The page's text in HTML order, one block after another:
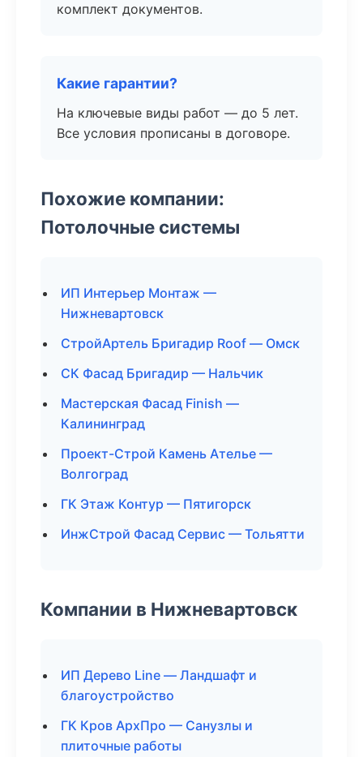
комплект документов.
Какие гарантии?
На ключевые виды работ — до 5 лет.
Все условия прописаны в договоре.
Похожие компании:
Потолочные системы
ИП Интерьер Монтаж —
Нижневартовск
СтройАртель Бригадир Roof — Омск
СК Фасад Бригадир — Нальчик
Мастерская Фасад Finish —
Калининград
Проект-Строй Камень Ателье —
Волгоград
ГК Этаж Контур — Пятигорск
ИнжСтрой Фасад Сервис — Тольятти
Компании в Нижневартовск
ИП Дерево Line — Ландшафт и
благоустройство
ГК Кров АрхПро — Санузлы и
плиточные работы